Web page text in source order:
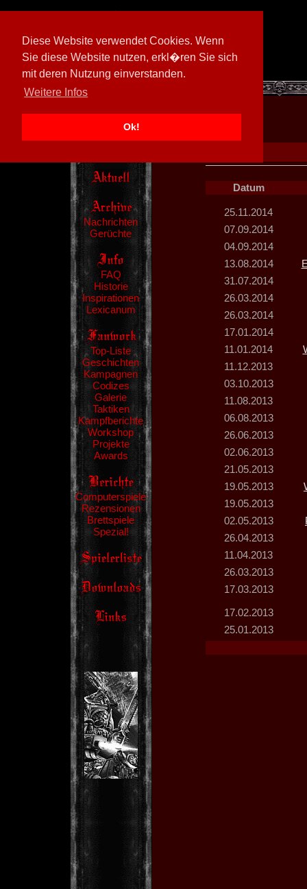
Diese Website verwendet Cookies. Wenn
Sie diese Website nutzen, erkl�ren Sie sich
mit deren Nutzung einverstanden.
Weitere Infos
Ok!
[ 600026/M3]
Nachrichten
Gerüchte
FAQ
Historie
Inspirationen
Lexicanum
Top-Liste
Geschichten
Kampagnen
Codizes
Galerie
Taktiken
Kampfberichte
Workshop
Projekte
Awards
Computerspiele
Rezensionen
Brettspiele
Spezial!
Datum
25.11.2014
07.09.2014
04.09.2014
13.08.2014
31.07.2014
26.03.2014
26.03.2014
17.01.2014
11.01.2014
11.12.2013
03.10.2013
11.08.2013
06.08.2013
26.06.2013
02.06.2013
21.05.2013
19.05.2013
19.05.2013
02.05.2013
26.04.2013
11.04.2013
26.03.2013
17.03.2013
17.02.2013
25.01.2013